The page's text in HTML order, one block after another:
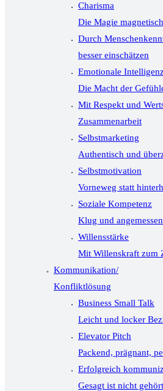
Charisma
Die Magie
Durch
besser einschätzen
Emotionale
Die Macht der
Mit Respekt und
Zusammenarbeit
Selbstmarketing
Authentisch und
Selbstmotivation
Vorneweg statt
Soziale Kompetenz
Klug und
Willensstärke
Mit Willenskraft zum
Kommunikation/
Konfliktlösung
Business Small Talk
Leicht und locker
Elevator Pitch
Packend, prägnant,
Erfolgreich
Gesagt ist nicht gehört